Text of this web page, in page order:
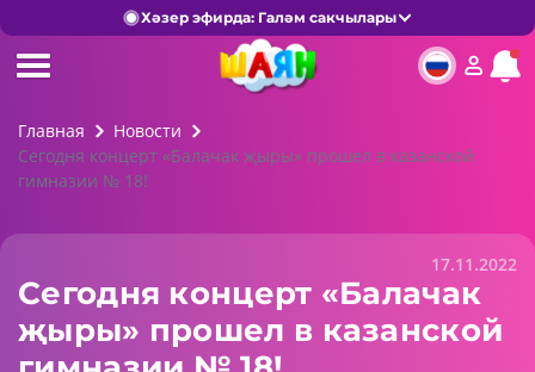
Хәзер эфирда: Галәм сакчылары
Главная
Новости
Сегодня концерт «Балачак җыры» прошел в казанской
гимназии № 18!
17.11.2022
Сегодня концерт «Балачак
җыры» прошел в казанской